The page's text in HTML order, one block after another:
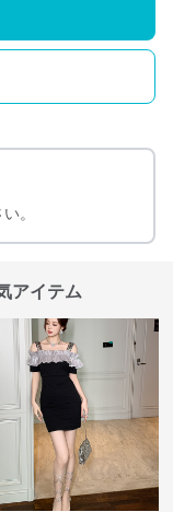
。
アイテム